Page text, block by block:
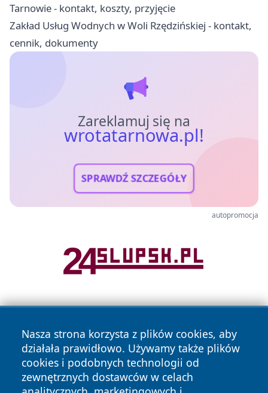
Tarnowie - kontakt, koszty, przyjęcie
Zakład Usług Wodnych w Woli Rzędzińskiej - kontakt,
cennik, dokumenty
Zareklamuj się na
wrotatarnowa.pl!
SPRAWDŹ SZCZEGÓŁY
autopromocja
Nasza strona korzysta z plików cookies, aby
działała prawidłowo. Używamy także plików
cookies i podobnych technologii od
zewnętrznych dostawców w celach
Copyright © 2026 wrotatarnowa.pl Wszystkie prawa